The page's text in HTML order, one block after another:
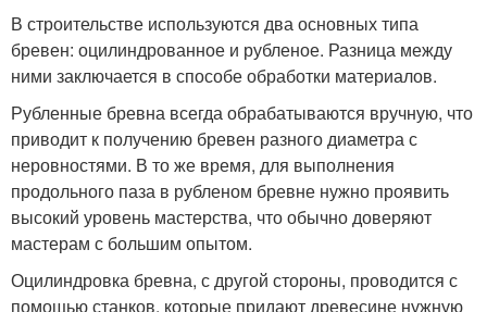
В строительстве используются два основных типа
бревен: оцилиндрованное и рубленое. Разница между
ними заключается в способе обработки материалов.
Рубленные бревна всегда обрабатываются вручную, что
приводит к получению бревен разного диаметра с
неровностями. В то же время, для выполнения
продольного паза в рубленом бревне нужно проявить
высокий уровень мастерства, что обычно доверяют
мастерам с большим опытом.
Оцилиндровка бревна, с другой стороны, проводится с
помощью станков, которые придают древесине нужную